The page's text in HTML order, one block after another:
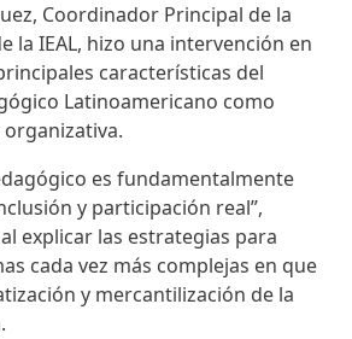
Coordinador Principal de la
la IEAL, hizo una intervención en
características del
Latinoamericano como
es fundamentalmente
y participación real”,
explicar las estrategias para
cada vez más complejas en que
y mercantilización de la